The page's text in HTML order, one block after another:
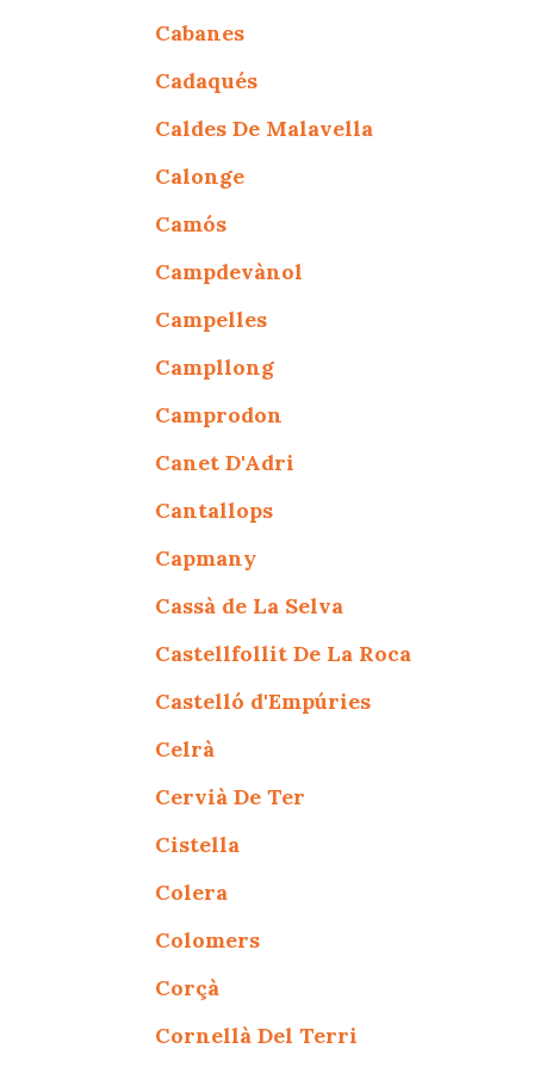
Cabanes
Cadaqués
Caldes De Malavella
Calonge
Camós
Campdevànol
Campelles
Campllong
Camprodon
Canet D'Adri
Cantallops
Capmany
Cassà de La Selva
Castellfollit De La Roca
Castelló d'Empúries
Celrà
Cervià De Ter
Cistella
Colera
Colomers
Corçà
Cornellà Del Terri